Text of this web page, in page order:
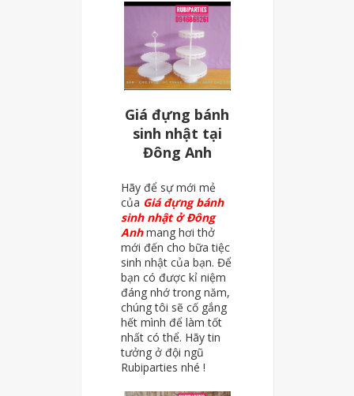
Giá đựng bánh
sinh nhật tại
Đông Anh
Hãy để sự mới mẻ
của Giá đựng bánh
sinh nhật ở Đông
Anhmang hơi thở
mới đến cho bữa tiệc
sinh nhật của bạn. Để
bạn có được kỉ niệm
đáng nhớ trong năm,
chúng tôi sẽ cố gắng
hết mình để làm tốt
nhất có thể. Hãy tin
tưởng ở đội ngũ
Rubiparties nhé !